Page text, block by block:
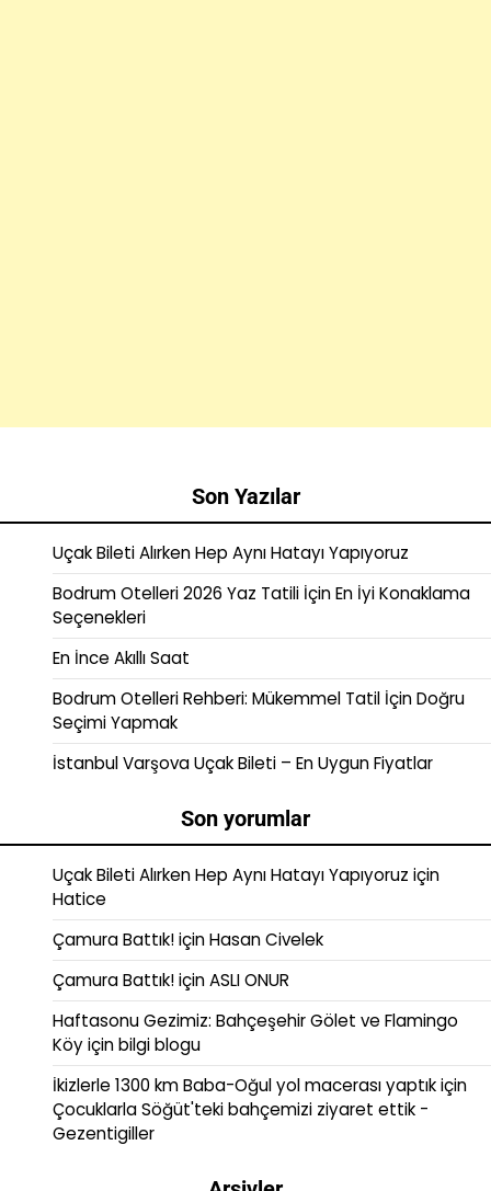
Son Yazılar
Uçak Bileti Alırken Hep Aynı Hatayı Yapıyoruz
Bodrum Otelleri 2026 Yaz Tatili İçin En İyi Konaklama
Seçenekleri
En İnce Akıllı Saat
Bodrum Otelleri Rehberi: Mükemmel Tatil İçin Doğru
Seçimi Yapmak
İstanbul Varşova Uçak Bileti – En Uygun Fiyatlar
Son yorumlar
Uçak Bileti Alırken Hep Aynı Hatayı Yapıyoruz için
Hatice
Çamura Battık!içinHasan Civelek
Çamura Battık!içinASLI ONUR
Haftasonu Gezimiz: Bahçeşehir Gölet ve Flamingo
Köyiçinbilgi blogu
İkizlerle 1300 km Baba-Oğul yol macerası yaptıkiçin
Çocuklarla Söğüt'teki bahçemizi ziyaret ettik -
Gezentigiller